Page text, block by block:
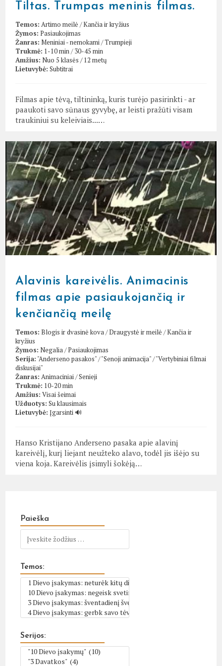
Tiltas. Trumpas meninis filmas.
Temos: Artimo meilė /Kančia ir kryžius
Žymos: Pasiaukojimas
Žanras: Meniniai - nemokami/Trumpieji
Trukmė: 1-10 min/30-45 min
Amžius: Nuo 5 klasės / 12 metų
Lietuvybė: Subtitrai
Filmas apie tėvą, tiltininką, kuris turėjo pasirinkti - ar
paaukoti savo sūnaus gyvybę, ar leisti pražūti visam
traukiniui su keleiviais...…
Alavinis kareivėlis. Animacinis
filmas apie pasiaukojančią ir
kenčiančią meilę
Temos: Blogis ir dvasinė kova/Draugystė ir meilė /Kančia ir
kryžius
Žymos: Negalia/Pasiaukojimas
Serija: "Anderseno pasakos"/"Senoji animacija"/"Vertybiniai filmai
diskusijai"
Žanras: Animaciniai/Senieji
Trukmė: 10-20 min
Amžius: Visai šeimai
Užduotys: Su klausimais
Lietuvybė: Įgarsinti 🔊
Hanso Kristijano Anderseno pasaka apie alavinį
kareivėlį, kurį liejant neužteko alavo, todėl jis išėjo su
viena koja. Kareivėlis įsimyli šokėją…
Paieška
Temos:
Serijos: